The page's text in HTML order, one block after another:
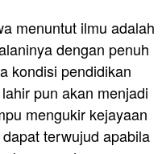
menuntut ilmu adalah
dengan penuh
kondisi pendidikan
pun akan menjadi
mengukir kejayaan
terwujud apabila